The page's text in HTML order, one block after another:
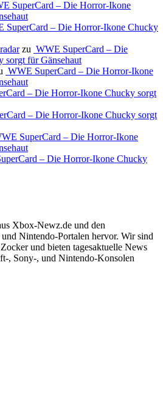
SuperCard – Die Horror-Ikone
SuperCard – Die Horror-Ikone Chucky
zu WWE SuperCard – Die
sorgt für Gänsehaut
WWE SuperCard – Die Horror-Ikone
– Die Horror-Ikone Chucky sorgt
– Die Horror-Ikone Chucky sorgt
SuperCard – Die Horror-Ikone
– Die Horror-Ikone Chucky
Xbox-Newz.de und den
Nintendo-Portalen hervor. Wir sind
und bieten tagesaktuelle News
, Sony-, und Nintendo-Konsolen